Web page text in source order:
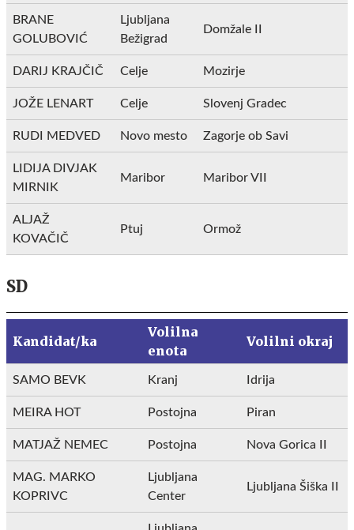
BRANE
GOLUBOVIĆ
Ljubljana
Bežigrad
Domžale II
DARIJ KRAJČIČ Celje Mozirje
JOŽE LENART Celje Slovenj Gradec
RUDI MEDVED Novo mesto Zagorje ob Savi
LIDIJA DIVJAK
MIRNIK
Maribor Maribor VII
ALJAŽ
KOVAČIČ
Ptuj Ormož
SD
Kandidat/ka
Volilna
enota
Volilni okraj
SAMO BEVK Kranj Idrija
MEIRA HOT Postojna Piran
MATJAŽ NEMEC Postojna Nova Gorica II
MAG. MARKO
KOPRIVC
Ljubljana
Center
Ljubljana Šiška II